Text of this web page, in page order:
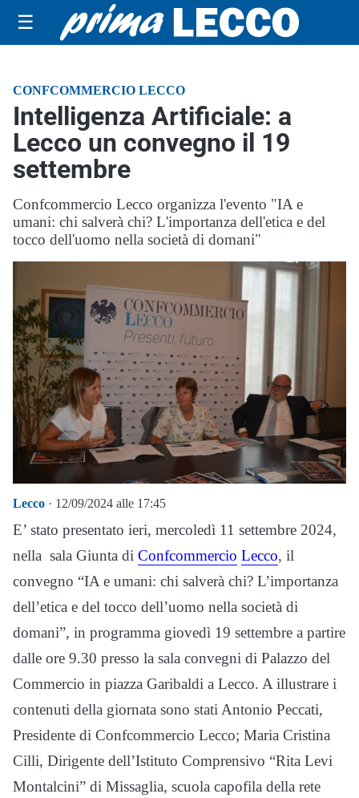
☰
CONFCOMMERCIO LECCO
Intelligenza Artificiale: a
Lecco un convegno il 19
settembre
Confcommercio Lecco organizza l'evento "IA e
umani: chi salverà chi? L'importanza dell'etica e del
tocco dell'uomo nella società di domani"
Lecco · 12/09/2024 alle 17:45
E’ stato presentato ieri, mercoledì 11 settembre 2024,
nella sala Giunta di Confcommercio Lecco, il
convegno “IA e umani: chi salverà chi? L’importanza
dell’etica e del tocco dell’uomo nella società di
domani”, in programma giovedì 19 settembre a partire
dalle ore 9.30 presso la sala convegni di Palazzo del
Commercio in piazza Garibaldi a Lecco. A illustrare i
contenuti della giornata sono stati Antonio Peccati,
Presidente di Confcommercio Lecco; Maria Cristina
Cilli, Dirigente dell’Istituto Comprensivo “Rita Levi
Montalcini” di Missaglia, scuola capofila della rete